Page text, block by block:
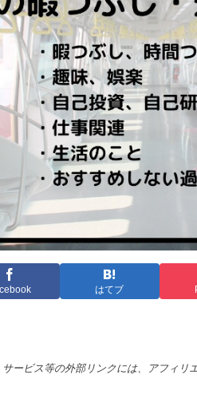
はてブ
ービス等の外部リンクには、アフィリ